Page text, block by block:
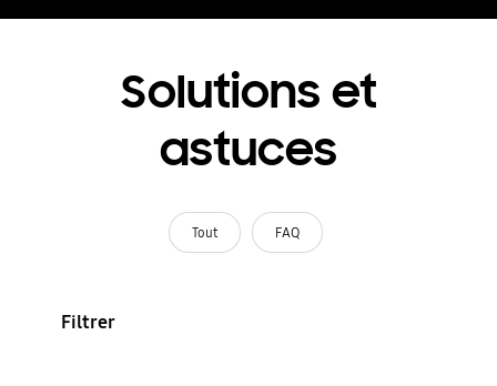
Solutions et
astuces
Tout FAQ
Filtrer